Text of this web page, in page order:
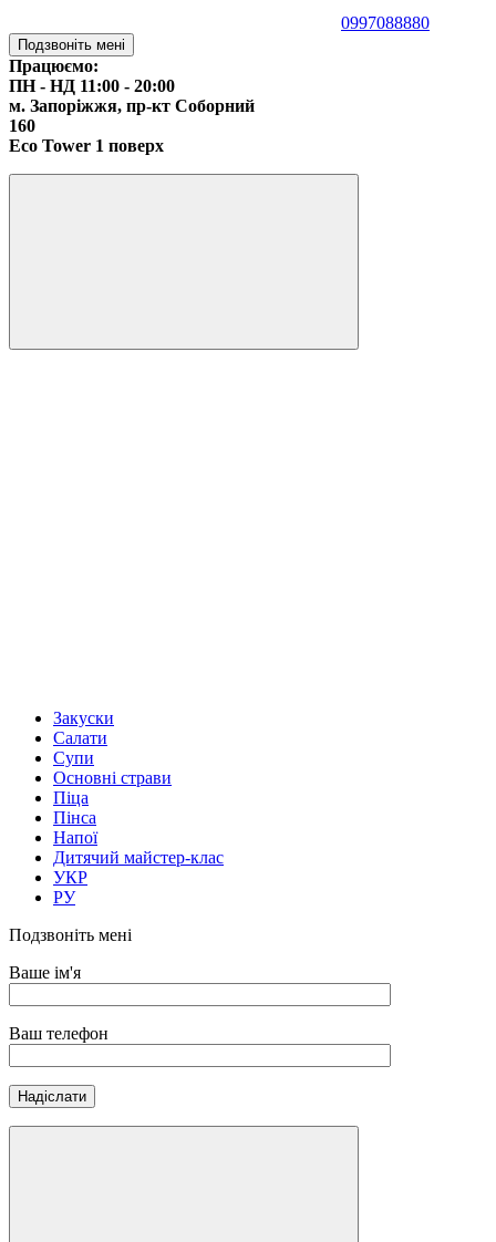
0997088880
Подзвоніть мені
Працюємо:
ПН - НД 11:00 - 20:00
м. Запоріжжя, пр-кт Соборний
160
Eco Tower 1 поверх
Закуски
Салати
Супи
Основні страви
Піца
Пінса
Напої
Дитячий майстер-клас
УКР
РУ
Подзвоніть мені
Ваше ім'я
Ваш телефон